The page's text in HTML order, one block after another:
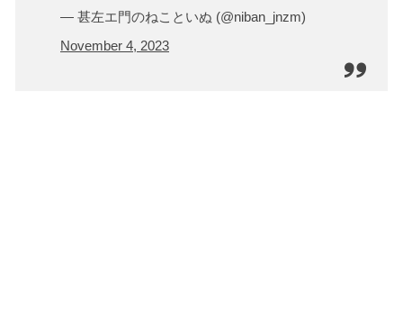
— 甚左エ門のねこといぬ (@niban_jnzm)
November 4, 2023